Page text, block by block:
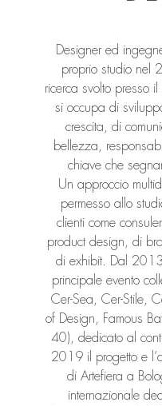
Designer ed
proprio studio nel
ricerca svolto presso il
si occupa di
crescita, di
bellezza,
chiave che
Un approccio
permesso allo
clienti come
product design, di
di exhibit. Dal
principale evento
Cer-Sea, Cer-Stile,
of Design, Famous
40), dedicato al
2019 il progetto e
di Artefiera a
internazionale